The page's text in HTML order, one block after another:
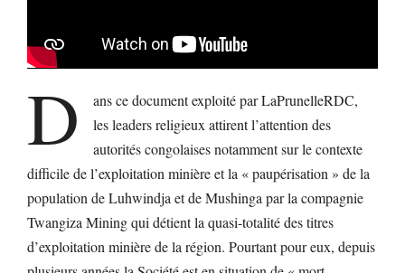
D
ans ce document exploité par LaPrunelleRDC,
les leaders religieux attirent l’attention des
autorités congolaises notamment sur le contexte
difficile de l’exploitation minière et la « paupérisation » de la
population de Luhwindja et de Mushinga par la compagnie
Twangiza Mining qui détient la quasi-totalité des titres
d’exploitation minière de la région. Pourtant pour eux, depuis